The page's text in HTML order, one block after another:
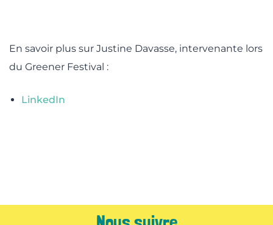
En savoir plus sur Justine Davasse, intervenante lors
du Greener Festival :
LinkedIn